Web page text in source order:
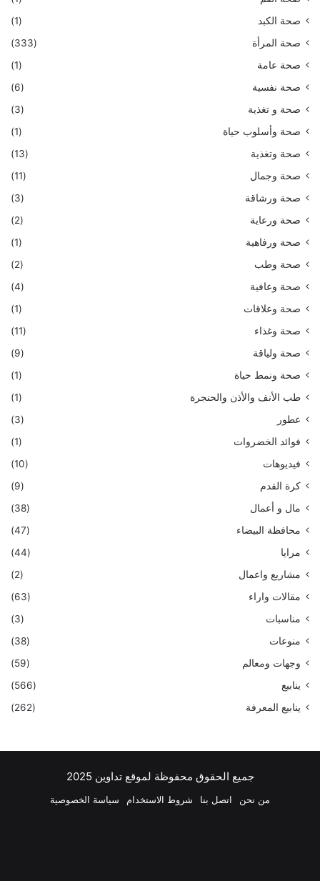
صحة الكبد
(1)
صحة المرأة
(333)
صحة عامة
(1)
صحة نفسية
(6)
صحة و تغذية
(3)
صحة وأسلوب حياة
(1)
صحة وتغذية
(13)
صحة وجمال
(11)
صحة ورشاقة
(3)
صحة ورعاية
(2)
صحة ورفاهية
(1)
صحة وطب
(2)
صحة وعافية
(4)
صحة وعلاقات
(1)
صحة وغذاء
(11)
صحة ولياقة
(9)
صحة ونمط حياة
(1)
طب الأنف والأذن والحنجرة
(1)
عطور
(3)
فوائد الخضروات
(1)
فيديوهات
(10)
كرة القدم
(9)
مال و أعمال
(38)
محافظة البيضاء
(47)
مرايا
(44)
مشاريع واعمال
(2)
مقالات واراء
(63)
مناسبات
(3)
منوعات
(38)
وجهات ومعالم
(59)
ينابيع
(566)
ينابيع المعرفة
(262)
جميع الحقوق محفوظة لموقع تداوين 2025
من نحن اتصل بنا شروط الاستخدام سياسة الخصوصية